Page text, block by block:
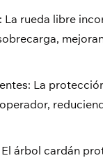
La rueda libre
La
El árbol cardán